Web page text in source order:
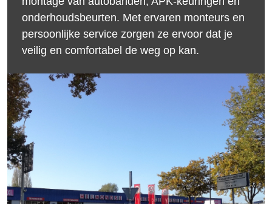
onderhoudsbeurten. Met ervaren monteurs en
persoonlijke service zorgen ze ervoor dat je
veilig en comfortabel de weg op kan.